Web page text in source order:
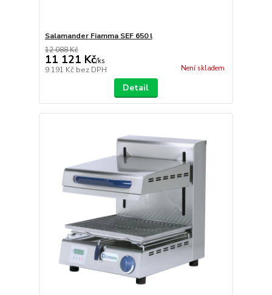
Salamander Fiamma SEF 650 l
12 088 Kč
11 121 Kč/ks
9 191 Kč bez DPH Není skladem
Detail